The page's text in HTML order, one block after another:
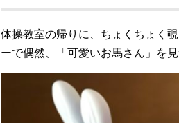
体操教室の帰りに、ちょくちょく
ーで偶然、「可愛いお馬さん」を見